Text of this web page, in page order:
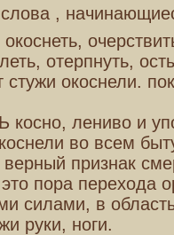
слова ,
отерпнуть,
стужи окоснели.
косно, лениво и
во всем
верный признак
пора перехода
силами, в
руки, ноги.